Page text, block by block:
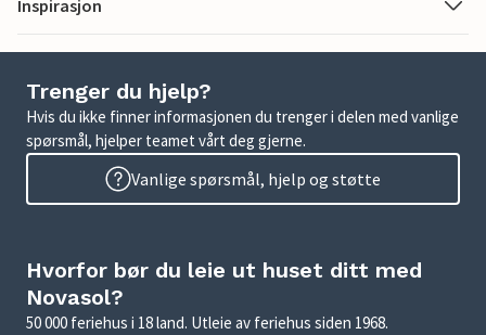
Inspirasjon
Trenger du hjelp?
Hvis du ikke finner informasjonen du trenger i delen med vanlige
spørsmål, hjelper teamet vårt deg gjerne.
Vanlige spørsmål, hjelp og støtte
Hvorfor bør du leie ut huset ditt med
Novasol?
50 000 feriehus i 18 land. Utleie av feriehus siden 1968.